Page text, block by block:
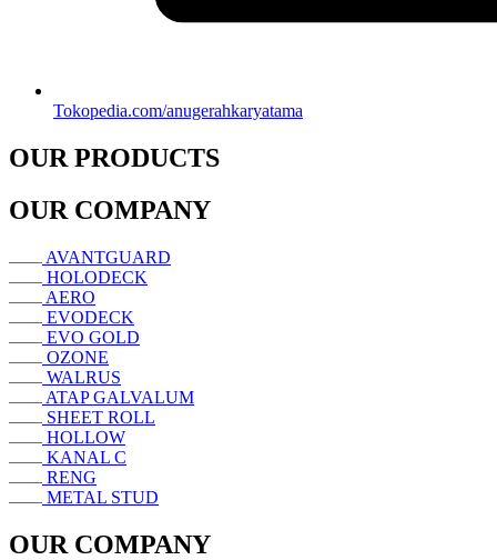
Tokopedia.com/anugerahkaryatama
OUR PRODUCTS
OUR COMPANY
AVANTGUARD
HOLODECK
AERO
EVODECK
EVO GOLD
OZONE
WALRUS
ATAP GALVALUM
SHEET ROLL
HOLLOW
KANAL C
RENG
METAL STUD
OUR COMPANY